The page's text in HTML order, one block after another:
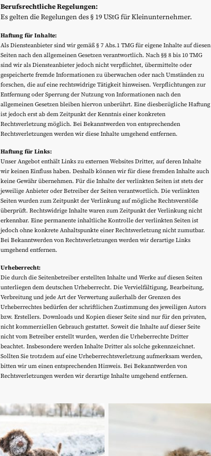
Berufsrechtliche Regelungen:
Es gelten die Regelungen des § 19 UStG für Kleinunternehmer.
Haftung für Inhalte:
Als Diensteanbieter sind wir gemäß § 7 Abs.1 TMG für eigene Inhalte auf diesen
Seiten nach den allgemeinen Gesetzen verantwortlich. Nach §§ 8 bis 10 TMG
sind wir als Diensteanbieter jedoch nicht verpflichtet, übermittelte oder
gespeicherte fremde Informationen zu überwachen oder nach Umständen zu
forschen, die auf eine rechtswidrige Tätigkeit hinweisen. Verpflichtungen zur
Entfernung oder Sperrung der Nutzung von Informationen nach den
allgemeinen Gesetzen bleiben hiervon unberührt. Eine diesbezügliche Haftung
ist jedoch erst ab dem Zeitpunkt der Kenntnis einer konkreten
Rechtsverletzung möglich. Bei Bekanntwerden von entsprechenden
Rechtsverletzungen werden wir diese Inhalte umgehend entfernen.
Haftung für Links:
Unser Angebot enthält Links zu externen Websites Dritter, auf deren Inhalte
wir keinen Einfluss haben. Deshalb können wir für diese fremden Inhalte auch
keine Gewähr übernehmen. Für die Inhalte der verlinkten Seiten ist stets der
jeweilige Anbieter oder Betreiber der Seiten verantwortlich. Die verlinkten
Seiten wurden zum Zeitpunkt der Verlinkung auf mögliche Rechtsverstöße
überprüft. Rechtswidrige Inhalte waren zum Zeitpunkt der Verlinkung nicht
erkennbar. Eine permanente inhaltliche Kontrolle der verlinkten Seiten ist
jedoch ohne konkrete Anhaltspunkte einer Rechtsverletzung nicht zumutbar.
Bei Bekanntwerden von Rechtsverletzungen werden wir derartige Links
umgehend entfernen.
Urheberrecht:
Die durch die Seitenbetreiber erstellten Inhalte und Werke auf diesen Seiten
unterliegen dem deutschen Urheberrecht. Die Vervielfältigung, Bearbeitung,
Verbreitung und jede Art der Verwertung außerhalb der Grenzen des
Urheberrechtes bedürfen der schriftlichen Zustimmung des jeweiligen Autors
bzw. Erstellers. Downloads und Kopien dieser Seite sind nur für den privaten,
nicht kommerziellen Gebrauch gestattet. Soweit die Inhalte auf dieser Seite
nicht vom Betreiber erstellt wurden, werden die Urheberrechte Dritter
beachtet. Insbesondere werden Inhalte Dritter als solche gekennzeichnet.
Sollten Sie trotzdem auf eine Urheberrechtsverletzung aufmerksam werden,
bitten wir um einen entsprechenden Hinweis. Bei Bekanntwerden von
Rechtsverletzungen werden wir derartige Inhalte umgehend entfernen.